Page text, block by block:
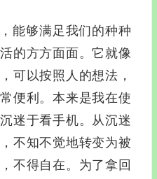
能够满足我们的种种
的方方面面。它就像
可以按照人的想法，
便利。本来是我在使
迷于看手机。从沉迷
不知不觉地转变为被
不得自在。为了拿回